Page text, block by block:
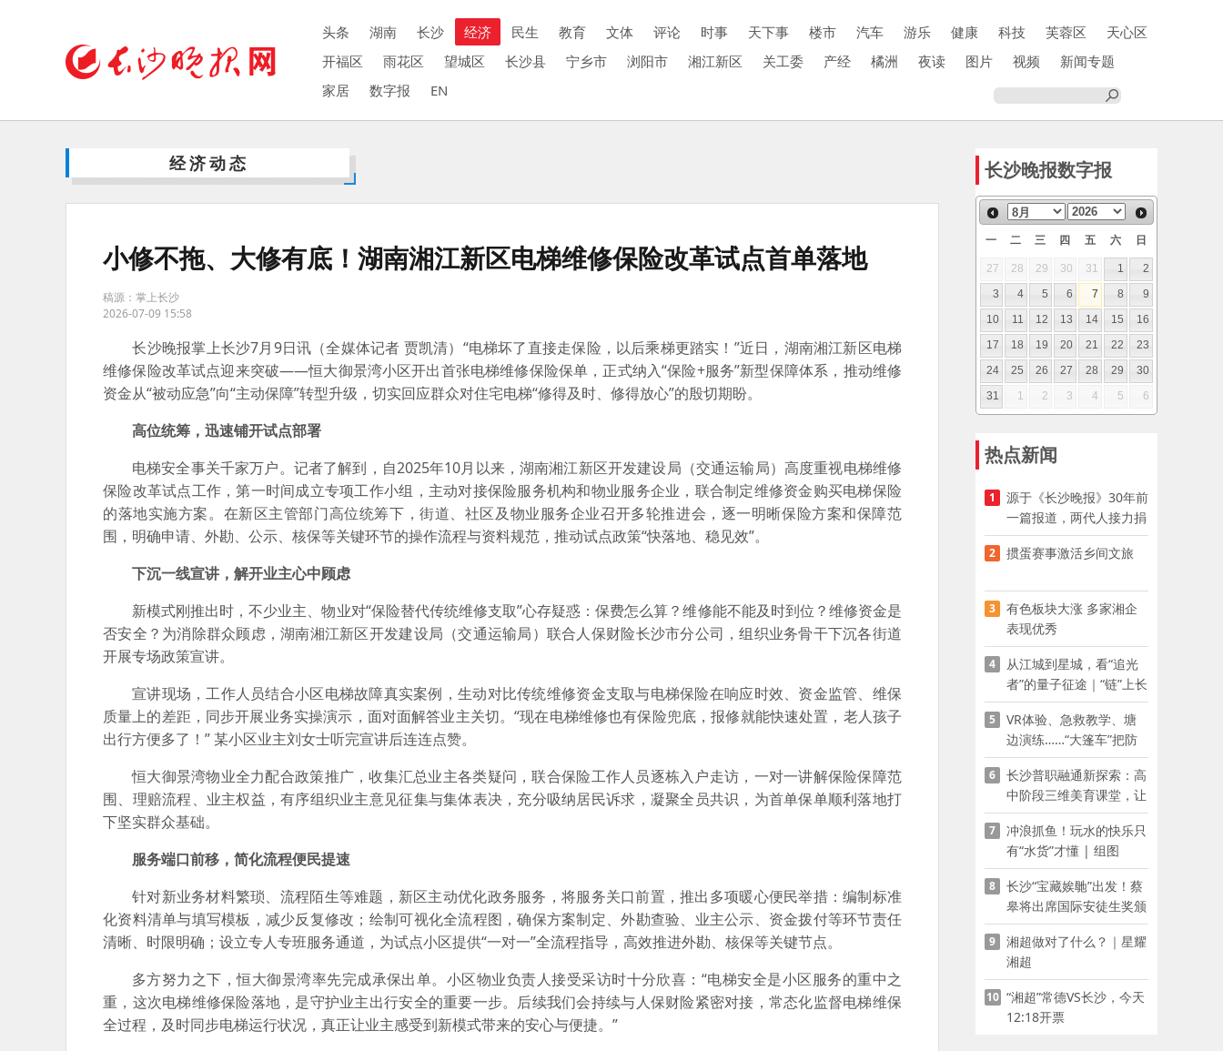
头条 湖南 长沙 经济 民生 教育 文体 评论 时事 天下事 楼市 汽车 游乐 健康 科技 芙蓉区
天心区
开福区
雨花区 望城区 长沙县 宁乡市 浏阳市 湘江新区 关工委 产经 橘洲 夜读 图片 视频
新闻专题
家居
数字报 EN
经济动态
小修不拖、大修有底！湖南湘江新区电梯维修保险改革试点首单落地
稿源：掌上长沙
2026-07-09 15:58
长沙晚报掌上长沙7月9日讯 （全媒体记者 贾凯清） “电梯坏了直接走保险，以后乘梯更踏实！”近日，湖南湘江新区电梯
维修保险改革试点迎来突破——恒大御景湾小区开出首张电梯维修保险保单，正式纳入“保险+服务”新型保障体系，推动维修
资金从“被动应急”向“主动保障”转型升级，切实回应群众对住宅电梯“修得及时、修得放心”的殷切期盼。
高位统筹，迅速铺开试点部署
电梯安全事关千家万户。记者了解到，自2025年10月以来，湖南湘江新区开发建设局（交通运输局）高度重视电梯维修
保险改革试点工作，第一时间成立专项工作小组，主动对接保险服务机构和物业服务企业，联合制定维修资金购买电梯保险
的落地实施方案。在新区主管部门高位统筹下，街道、社区及物业服务企业召开多轮推进会，逐一明晰保险方案和保障范
围，明确申请、外勘、公示、核保等关键环节的操作流程与资料规范，推动试点政策“快落地、稳见效”。
下沉一线宣讲，解开业主心中顾虑
新模式刚推出时，不少业主、物业对“保险替代传统维修支取”心存疑惑：保费怎么算？维修能不能及时到位？维修资金是
否安全？为消除群众顾虑，湖南湘江新区开发建设局（交通运输局）联合人保财险长沙市分公司，组织业务骨干下沉各街道
开展专场政策宣讲。
宣讲现场，工作人员结合小区电梯故障真实案例，生动对比传统维修资金支取与电梯保险在响应时效、资金监管、维保
质量上的差距，同步开展业务实操演示，面对面解答业主关切。“现在电梯维修也有保险兜底，报修就能快速处置，老人孩子
出行方便多了！” 某小区业主刘女士听完宣讲后连连点赞。
恒大御景湾物业全力配合政策推广，收集汇总业主各类疑问，联合保险工作人员逐栋入户走访，一对一讲解保险保障范
围、理赔流程、业主权益，有序组织业主意见征集与集体表决，充分吸纳居民诉求，凝聚全员共识，为首单保单顺利落地打
下坚实群众基础。
服务端口前移，简化流程便民提速
针对新业务材料繁琐、流程陌生等难题，新区主动优化政务服务，将服务关口前置，推出多项暖心便民举措：编制标准
化资料清单与填写模板，减少反复修改；绘制可视化全流程图，确保方案制定、外勘查验、业主公示、资金拨付等环节责任
清晰、时限明确；设立专人专班服务通道，为试点小区提供“一对一”全流程指导，高效推进外勘、核保等关键节点。
多方努力之下，恒大御景湾率先完成承保出单。小区物业负责人接受采访时十分欣喜：“电梯安全是小区服务的重中之
重，这次电梯维修保险落地，是守护业主出行安全的重要一步。后续我们会持续与人保财险紧密对接，常态化监督电梯维保
全过程，及时同步电梯运行状况，真正让业主感受到新模式带来的安心与便捷。”
长沙晚报数字报
一 二 三 四 五 六 日
27 28 29 30 31 1
2
3
4 5 6 7 8
9
10
11 12 13 14 15
16
17
18 19 20 21 22
23
24
25 26 27 28 29
30
31
1 2 3 4 5 6
热点新闻
1
源于《长沙晚报》30年前
一篇报道，两代人接力捐
资助学
2 掼蛋赛事激活乡间文旅
3
有色板块大涨 多家湘企
表现优秀
4
从江城到星城，看“追光
者”的量子征途｜“链”上长
沙 “才”够硬核
5
VR体验、急救教学、塘
边演练……“大篷车”把防
溺水课堂搬到乡村青少年
家门口
6
长沙普职融通新探索：高
中阶段三维美育课堂，让
少年向美而生
7
冲浪抓鱼！玩水的快乐只
有“水货”才懂 | 组图
8
长沙“宝藏娭毑”出发！蔡
皋将出席国际安徒生奖颁
奖典礼并领奖
9
湘超做对了什么？｜星耀
湘超
10 “湘超”常德VS长沙，今天
12:18开票